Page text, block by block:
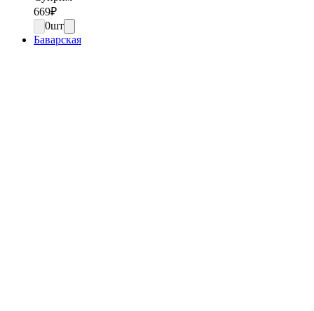
669₽
0шт
Баварская